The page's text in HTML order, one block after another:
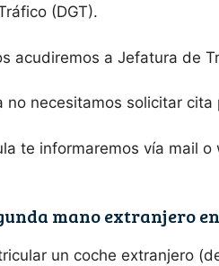
(DGT).
acudiremos a Jefatura de
necesitamos solicitar
te informaremos vía mail
mano extranjero
un coche extranjero